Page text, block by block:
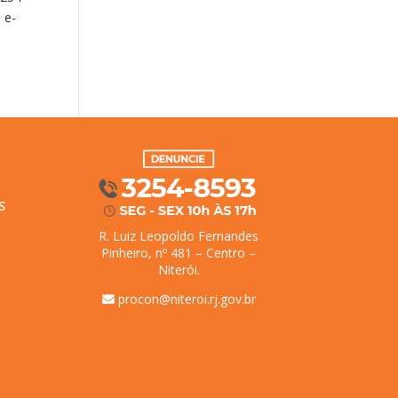
e-
R. Luiz Leopoldo Fernandes
Pinheiro, nº 481 – Centro –
Niterói.
procon@niteroi.rj.gov.br